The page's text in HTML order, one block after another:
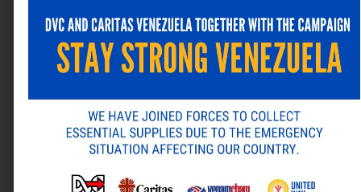
Seguros Venezuela:www.segurosvenezuela.com/.
También sus redes sociales: Instagram
@seguros_vzla ), X ( @seguros_vzla ) y Facebook
Deja una respuesta
Tu dirección de correo electrónico no será publicada.